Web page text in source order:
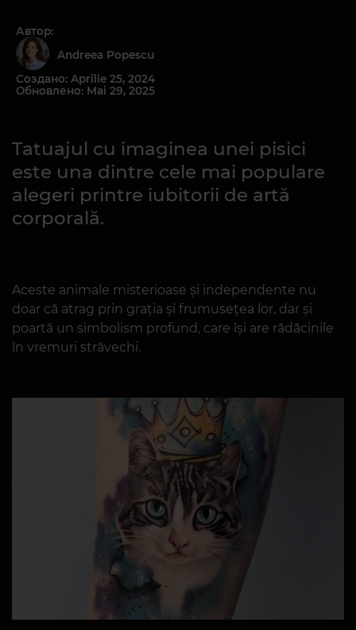
Автор:
Andreea Popescu
Создано: Aprilie 25, 2024
Обновлено: Mai 29, 2025
Tatuajul cu imaginea unei pisici
este una dintre cele mai populare
alegeri printre iubitorii de artă
corporală.
Aceste animale misterioase și independente nu
doar că atrag prin grația și frumusețea lor, dar și
poartă un simbolism profund, care își are rădăcinile
în vremuri străvechi.